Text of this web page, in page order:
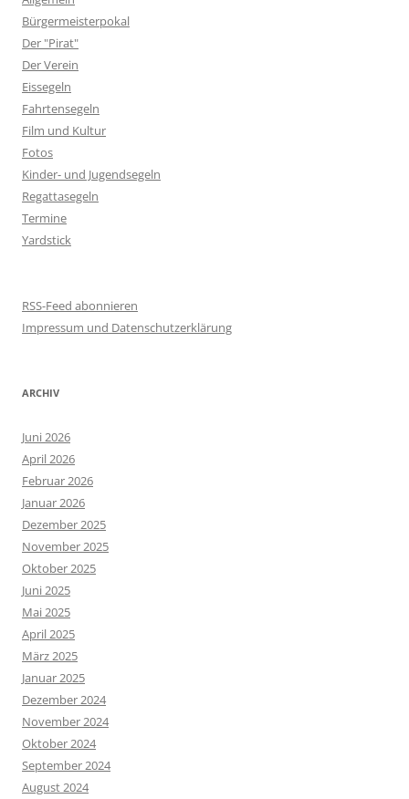
Bürgermeisterpokal
Der "Pirat"
Der Verein
Eissegeln
Fahrtensegeln
Film und Kultur
Fotos
Kinder- und Jugendsegeln
Regattasegeln
Termine
Yardstick
RSS-Feed abonnieren
Impressum und Datenschutzerklärung
ARCHIV
Juni 2026
April 2026
Februar 2026
Januar 2026
Dezember 2025
November 2025
Oktober 2025
Juni 2025
Mai 2025
April 2025
März 2025
Januar 2025
Dezember 2024
November 2024
Oktober 2024
September 2024
August 2024